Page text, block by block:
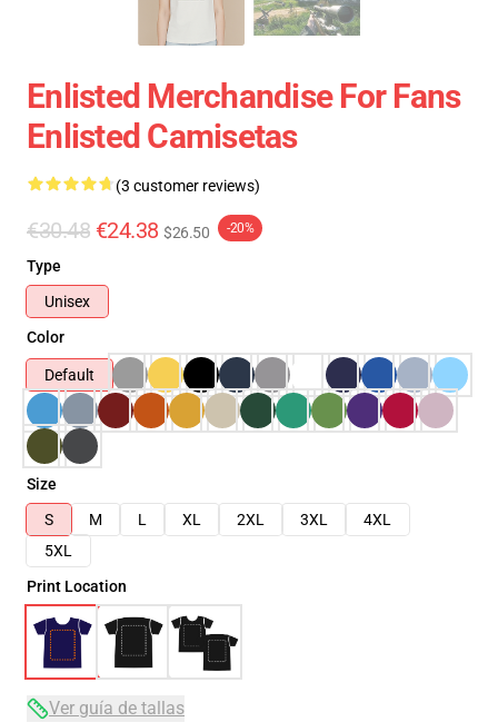
Enlisted Merchandise For Fans
Enlisted Camisetas
(3 customer reviews)
€30.48 €24.38 $26.50 -20%
Type
Unisex
Color
Default
Size
S
M L XL 2XL 3XL
4XL
5XL
Print Location
Ver guía de tallas